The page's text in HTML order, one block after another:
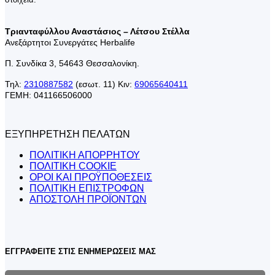
Τριανταφύλλου Αναστάσιος – Λέτσου Στέλλα
Ανεξάρτητοι Συνεργάτες Herbalife
Π. Συνδίκα 3, 54643 Θεσσαλονίκη.
Τηλ: 2310887582 (εσωτ. 11) Κιν: 69065640411
ΓΕΜΗ: 041166506000
ΕΞΥΠΗΡΕΤΗΣΗ ΠΕΛΑΤΩΝ
ΠΟΛΙΤΙΚΗ ΑΠΟΡΡΗΤΟΥ
ΠΟΛΙΤΙΚΗ COOKIE
ΟΡΟΙ ΚΑΙ ΠΡΟΫΠΟΘΕΣΕΙΣ
ΠΟΛΙΤΙΚΗ ΕΠΙΣΤΡΟΦΩΝ
ΑΠΟΣΤΟΛΗ ΠΡΟΪΟΝΤΩΝ
ΕΓΓΡΑΦΕΙΤΕ ΣΤΙΣ ΕΝΗΜΕΡΩΣΕΙΣ ΜΑΣ